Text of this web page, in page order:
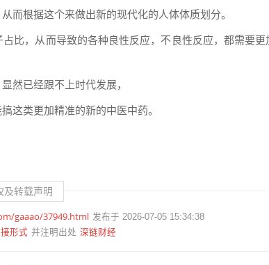
而根据这个来做出新的现代化的人体体质划分。
比，从而导致的各种良性反应，不良性反应，都需要更
然已经跟不上时代发展，
这类更加精准的新的中医中药。
及转载声明
gaaao/37949.html 发布于 2026-07-05 15:34:38
形式 并注明出处 深链财经